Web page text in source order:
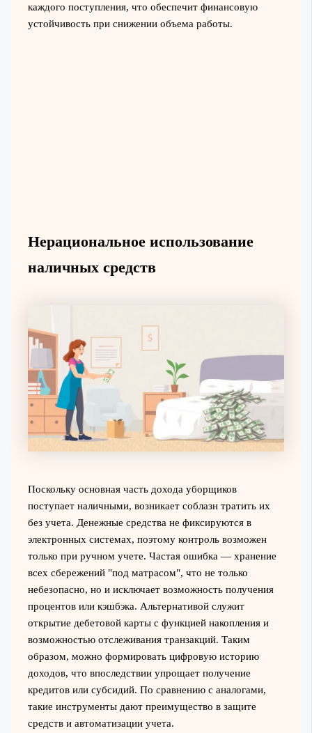
каждого поступления, что обеспечит финансовую
устойчивость при снижении объема работы.
Нерациональное использование
наличных средств
Поскольку основная часть дохода уборщиков
поступает наличными, возникает соблазн тратить их
без учета. Денежные средства не фиксируются в
электронных системах, поэтому контроль возможен
только при ручном учете. Частая ошибка — хранение
всех сбережений "под матрасом", что не только
небезопасно, но и исключает возможность получения
процентов или кэшбэка. Альтернативой служит
открытие дебетовой карты с функцией накопления и
возможностью отслеживания транзакций. Таким
образом, можно формировать цифровую историю
доходов, что впоследствии упрощает получение
кредитов или субсидий. По сравнению с аналогами,
такие инструменты дают преимущество в защите
средств и автоматизации учета.